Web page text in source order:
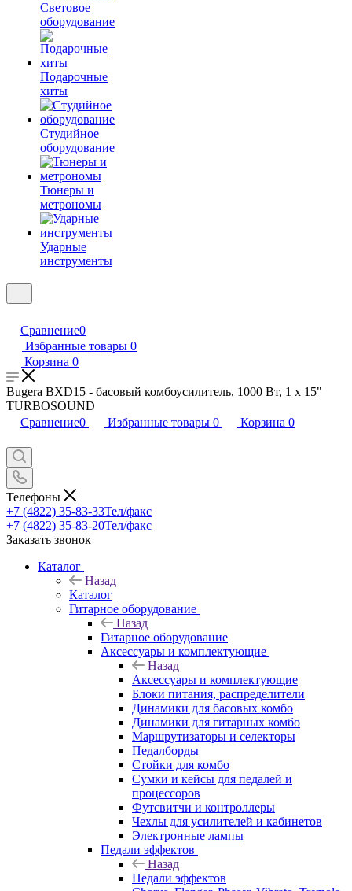
Световое
оборудование
Подарочные
хиты
Студийное
оборудование
Тюнеры и
метрономы
Ударные
инструменты
Сравнение0
Избранные товары 0
Корзина 0
Bugera BXD15 - басовый комбоусилитель, 1000 Вт, 1 х 15"
TURBOSOUND
Сравнение0 Избранные товары 0 Корзина 0
Телефоны
+7 (4822) 35-83-33Тел/факс
+7 (4822) 35-83-20Тел/факс
Заказать звонок
Каталог
Назад
Каталог
Гитарное оборудование
Назад
Гитарное оборудование
Аксессуары и комплектующие
Назад
Аксессуары и комплектующие
Блоки питания, распределители
Динамики для басовых комбо
Динамики для гитарных комбо
Маршрутизаторы и селекторы
Педалборды
Стойки для комбо
Сумки и кейсы для педалей и
процессоров
Футсвитчи и контроллеры
Чехлы для усилителей и кабинетов
Электронные лампы
Педали эффектов
Назад
Педали эффектов